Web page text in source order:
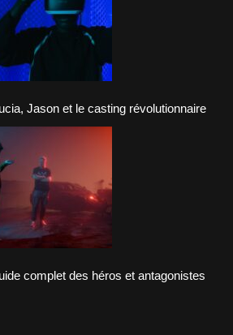
Jason et le casting révolutionnaire
complet des héros et antagonistes